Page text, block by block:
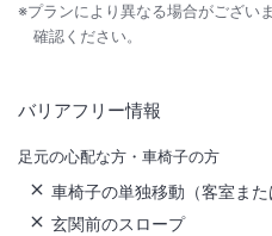
※プランにより異なる場合がござい
確認ください。
バリアフリー情報
足元の心配な方・車椅子の方
車椅子の単独移動（客室また
玄関前のスロープ